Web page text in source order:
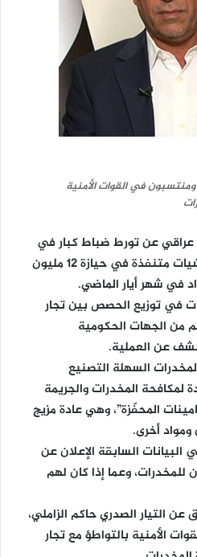
في القوات الأمنية
عن تورط ضباط كبار في
وزارة الداخلية وعناصر ميليشيات متنفذة في حيازة 12 مليون
شهر أيار الماضي.
في توزيع الحصص بين تجار
من الجهات الحكومية
عن العملية.
السهلة التصنيع
لمكافحة المخدرات والجريمة
المحفّزة”، وهي عادة مزيج
ومواد أخرى.
البيانات السابقة الإعلان عن
للمخدرات، وعما إذا كان لهم
التيار الصدري حاكم الزاملي،
الأمنية بالتواطؤ مع تجار